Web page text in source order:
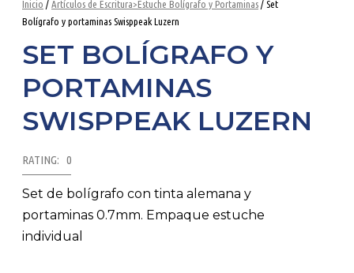
Inicio / Artículos de Escritura>Estuche Bolígrafo y Portaminas / Set
Bolígrafo y portaminas Swisppeak Luzern
SET BOLÍGRAFO Y
PORTAMINAS
SWISPPEAK LUZERN
RATING: 0
Set de bolígrafo con tinta alemana y
portaminas 0.7mm. Empaque estuche
individual